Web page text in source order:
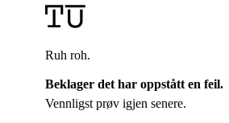
Ruh roh.
Beklager det har oppstått en feil.
Vennligst prøv igjen senere.